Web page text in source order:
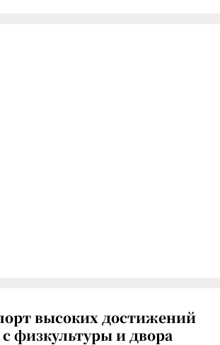
высоких достижений
физкультуры и двора